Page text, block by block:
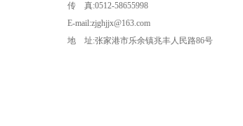
传 真:0512-58655998
E-mail:zjghjjx@163.com
地 址:张家港市乐余镇兆丰人民路86号